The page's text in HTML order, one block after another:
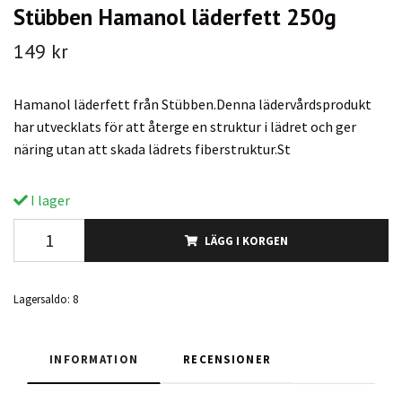
Stübben Hamanol läderfett 250g
149 kr
Hamanol läderfett från Stübben.Denna lädervårdsprodukt
har utvecklats för att återge en struktur i lädret och ger
näring utan att skada lädrets fiberstruktur.St
I lager
LÄGG I KORGEN
Lagersaldo: 8
INFORMATION RECENSIONER